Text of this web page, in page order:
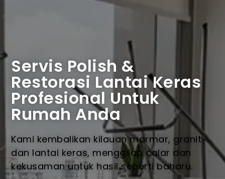
Servis Polish &
Restorasi Lantai Keras
Profesional Untuk
Rumah Anda
Kami kembalikan kilauan marmar, granit
dan lantai keras, menggilap calar dan
kekusaman untuk hasil seperti baharu.